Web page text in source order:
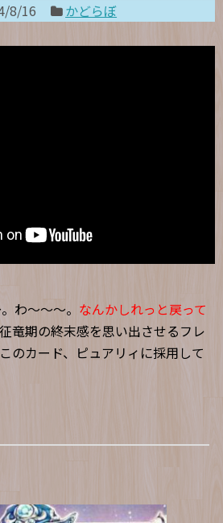
8/16 かどらぼ
わ～～～。 なんかしれっと戻って
征竜期の終末感を思い出させるフレ
のカード、ピュアリィに採用して